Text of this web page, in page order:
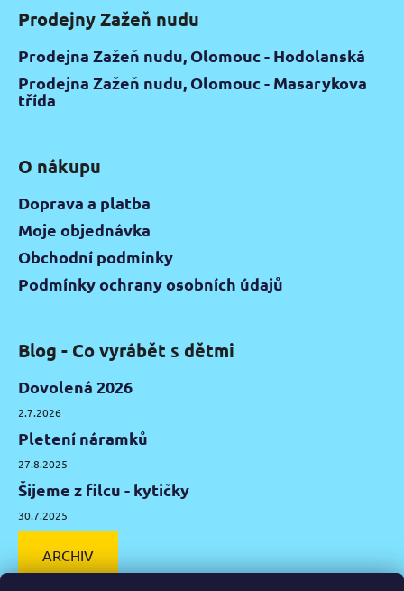
Prodejny Zažeň nudu
Prodejna Zažeň nudu, Olomouc - Hodolanská
Prodejna Zažeň nudu, Olomouc - Masarykova
třída
O nákupu
Doprava a platba
Moje objednávka
Obchodní podmínky
Podmínky ochrany osobních údajů
Blog - Co vyrábět s dětmi
Dovolená 2026
2.7.2026
Pletení náramků
27.8.2025
Šijeme z filcu - kytičky
30.7.2025
ARCHIV